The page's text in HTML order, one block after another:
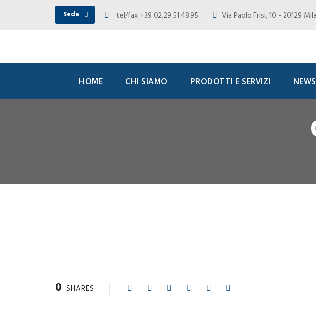
Sede tel/fax +39 02.29.51.48.95 Via Paolo Frisi, 10 - 20129
HOME CHI SIAMO PRODOTTI E SERVIZI NEWS
0 SHARES